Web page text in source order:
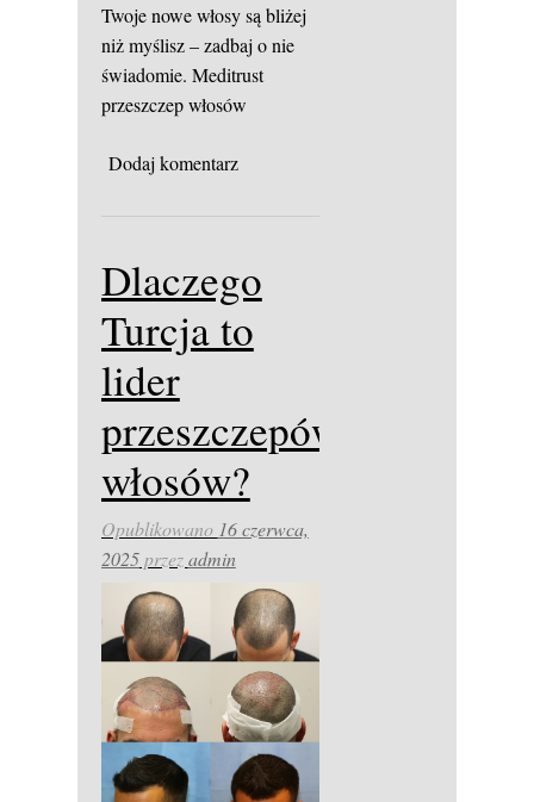
Twoje nowe włosy są bliżej
niż myślisz – zadbaj o nie
świadomie. Meditrust
przeszczep włosów
Dodaj komentarz
Dlaczego
Turcja to
lider
przeszczepów
włosów?
Opublikowano 16 czerwca,
2025przezadmin